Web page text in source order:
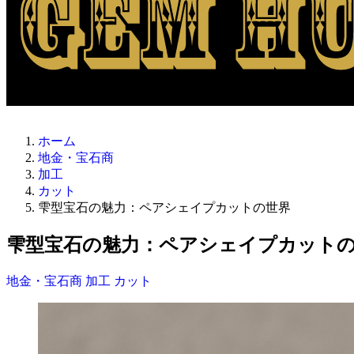
ホーム
地金・宝石商
加工
カット
雫型宝石の魅力：ペアシェイプカットの世界
雫型宝石の魅力：ペアシェイプカット
地金・宝石商 加工 カット